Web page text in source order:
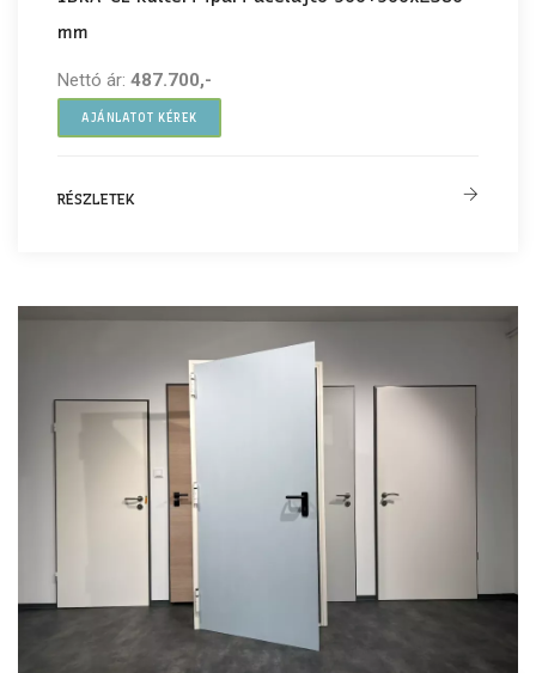
mm
Nettó ár: 487.700,-
AJÁNLATOT KÉREK
RÉSZLETEK